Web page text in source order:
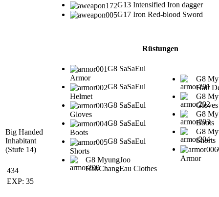
Big Handed
Inhabitant
(Stufe 14)
434
EXP: 35
G13 Intensified Iron dagger
G17 Iron Red-blood Sword
Rüstungen
G8 SaSaEul
Armor
G8 SaSaEul
Helmet
G8 SaSaEul
Gloves
G8 SaSaEul
Boots
G8 SaSaEul
Shorts
G8 MyungJoo
HakChangEau Clothes
G8
Hair
G8
Gloves
G8
Boots
G8
Shorts
Armor